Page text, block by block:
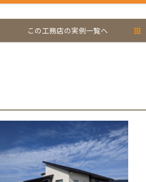
この工務店の実例一覧へ